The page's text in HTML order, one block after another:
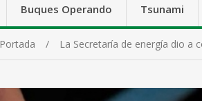
Buques Operando Tsunami
Portada La Secretaría de energía dio a